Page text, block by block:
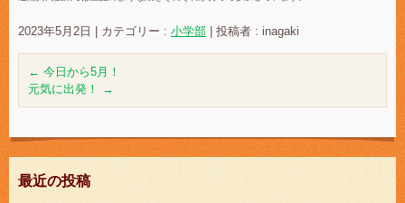
2023年5月2日 カテゴリー : 小学部 投稿者 : inagaki
← 今日から5月！
元気に出発！
→
最近の投稿